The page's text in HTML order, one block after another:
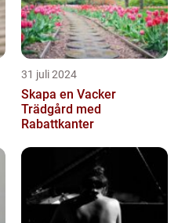
31 juli 2024
Skapa en Vacker
Trädgård med
Rabattkanter